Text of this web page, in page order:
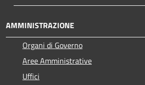
AMMINISTRAZIONE
Organi di Governo
Aree Amministrative
Uffici